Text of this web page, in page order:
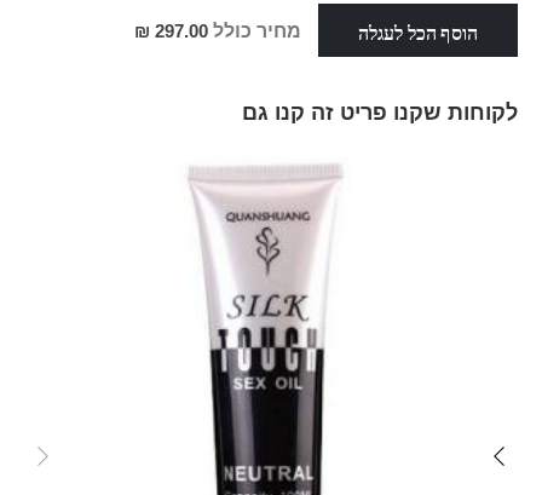
הוסף הכל לעגלה מחיר כולל 297.00 ₪
לקוחות שקנו פריט זה קנו גם